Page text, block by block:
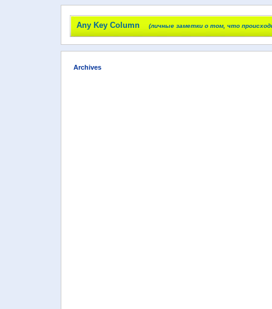
Any Key Column (личные заметки о том, что
Archives